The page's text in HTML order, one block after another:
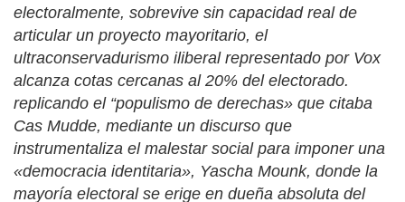
electoralmente, sobrevive sin capacidad real de
articular un proyecto mayoritario, el
ultraconservadurismo iliberal representado por Vox
alcanza cotas cercanas al 20% del electorado.
replicando el “populismo de derechas» que citaba
Cas Mudde, mediante un discurso que
instrumentaliza el malestar social para imponer una
«democracia identitaria», Yascha Mounk, donde la
mayoría electoral se erige en dueña absoluta del